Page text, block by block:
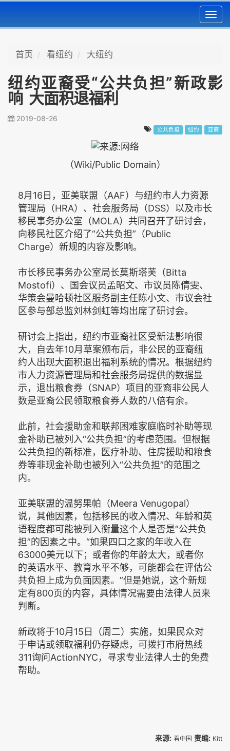
首页 看纽约 大纽约
纽约亚裔受“公共负担”新政影
响 大面积退福利
2019-08-26
公共负担 纽约 亚裔
（Wiki/Public Domain）
8月16日，亚美联盟（AAF）与纽约市人力资源
管理局（HRA）、社会服务局（DSS）以及市长
移民事务办公室（MOLA）共同召开了研讨会，
向移民社区介绍了“公共负担”（Public
Charge）新规的内容及影响。
市长移民事务办公室局长莫斯塔芙（Bitta
Mostofi）、国会议员孟昭文、市议员陈倩雯、
华策会曼哈顿社区服务副主任陈小文、市议会社
区参与部总监刘林剑虹等均出席了研讨会。
研讨会上指出，纽约市亚裔社区受新法影响很
大，自去年10月草案颁布后，非公民的亚裔纽
约人出现大面积退出福利系统的情况。根据纽约
市人力资源管理局和社会服务局提供的数据显
示，退出粮食券（SNAP）项目的亚裔非公民人
数是亚裔公民领取粮食券人数的八倍有余。
此前，社会援助金和联邦困难家庭临时补助等现
金补助已被列入“公共负担”的考虑范围。但根据
公共负担的新标准，医疗补助、住房援助和粮食
券等非现金补助也被列入“公共负担”的范围之
内。
亚美联盟的温努果帕（Meera Venugopal）
说，其他因素，包括移民的收入情况、年龄和英
语程度都可能被列入衡量这个人是否是“公共负
担”的因素之中。“如果四口之家的年收入在
63000美元以下；或者你的年龄太大，或者你
的英语水平、教育水平不够，可能都会在评估公
共负担上成为负面因素。”但是她说，这个新规
定有800页的内容，具体情况需要由法律人员来
判断。
新政将于10月15日（周二）实施，如果民众对
于申请或领取福利仍存疑虑，可拨打市府热线
311询问ActionNYC，寻求专业法律人士的免费
帮助。
来源: 看中国 责编: Kitt